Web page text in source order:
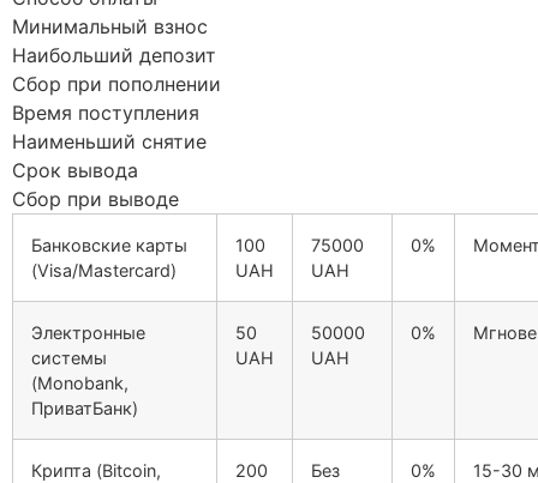
Минимальный взнос
Наибольший депозит
Сбор при пополнении
Время поступления
Наименьший снятие
Срок вывода
Сбор при выводе
Банковские карты
(Visa/Mastercard)
100
UAH
75000
UAH
0%
Электронные
системы
(Monobank,
ПриватБанк)
50
UAH
50000
UAH
0%
Крипта (Bitcoin,
200
Без
0% 15-30